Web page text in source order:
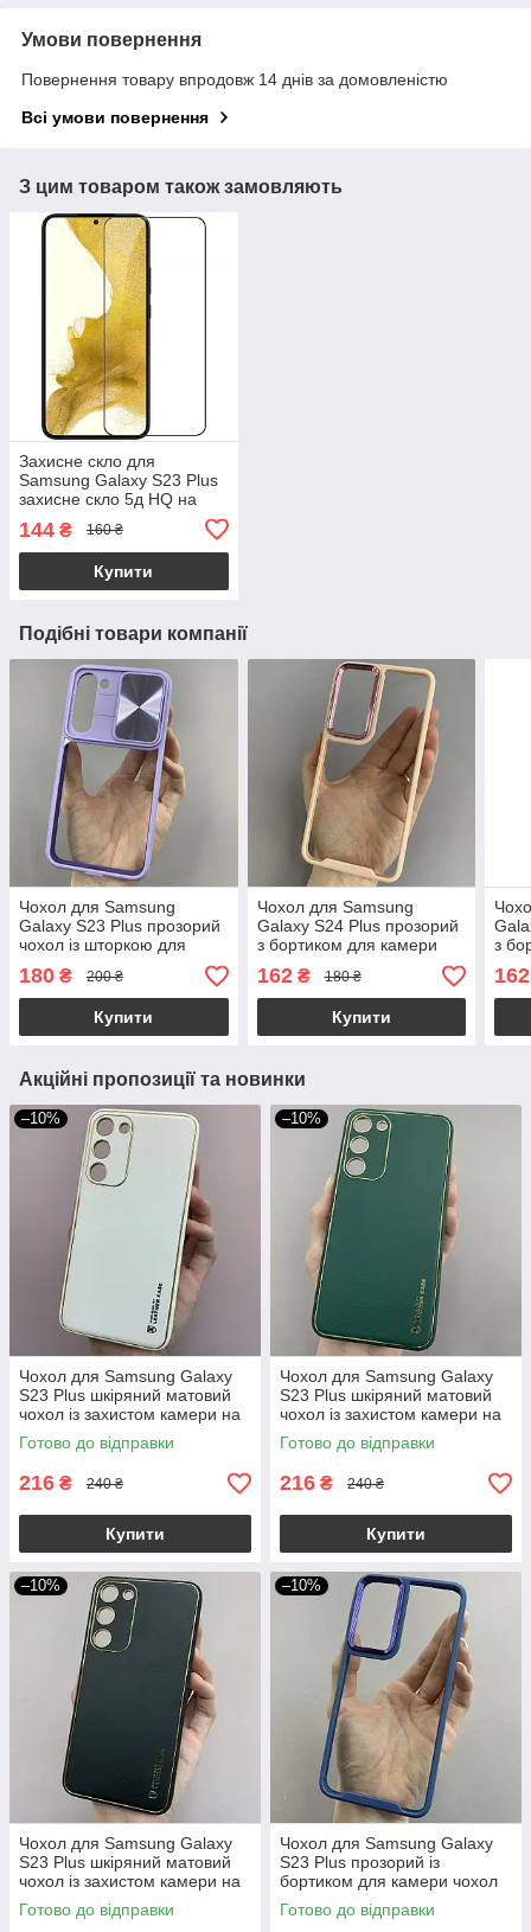
Умови повернення
Повернення товару впродовж 14 днів за домовленістю
Всі умови повернення
З цим товаром також замовляють
Захисне скло для
Samsung Galaxy S23 Plus
захисне скло 5д HQ на
плюс чорне hqg
144 ₴ 160 ₴
Купити
Подібні товари компанії
Чохол для Samsung
Galaxy S23 Plus прозорий
чохол із шторкою для
камери на самсунг с23
плюс бузковий t5v
180 ₴ 200 ₴
Купити
Чохол для Samsung
Galaxy S24 Plus прозорий
з бортиком для камери
чохол на самсунг с24
плюс бежевий k6h
162₴ 180 ₴
Купити
з
162
Акційні пропозиції та новинки
–10%
Чохол для Samsung Galaxy
S23 Plus шкіряний матовий
чохол із захистом камери на
телефон самсунг с23 плюс
білий u9h
Готово до відправки
216 ₴ 240 ₴
Купити
–10%
Чохол для Samsung Galaxy
S23 Plus шкіряний матовий
чохол із захистом камери на
самсунг с23 плюс зелений
u9h
Готово до відправки
216 ₴ 240 ₴
Купити
–10%
Чохол для Samsung Galaxy
S23 Plus шкіряний матовий
чохол із захистом камери на
самсунг с23 плюс чорний u9h
Готово до відправки
–10%
Чохол для Samsung Galaxy
S23 Plus прозорий із
бортиком для камери чохол
на самсунг с23 плюс синій
k6h
Готово до відправки